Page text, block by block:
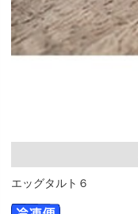
エッグタルト６